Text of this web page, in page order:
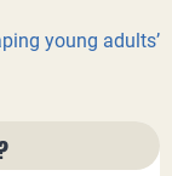
young adults’